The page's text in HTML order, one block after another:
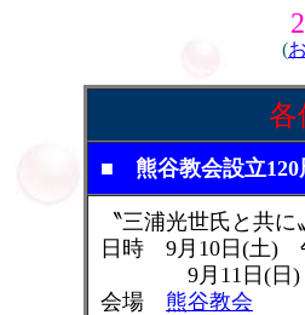
(
各
■ 熊谷教会設立120
〝三浦光世氏と共に
日時 9月10日(土)
9月11日(日) 午
会場 熊谷教会